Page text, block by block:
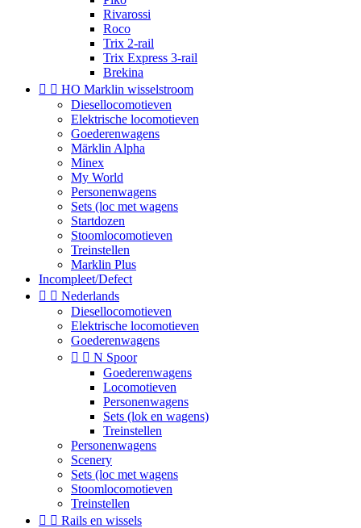
Rivarossi
Roco
Trix 2-rail
Trix Express 3-rail
Brekina
  HO Marklin wisselstroom
Diesellocomotieven
Elektrische locomotieven
Goederenwagens
Märklin Alpha
Minex
My World
Personenwagens
Sets (loc met wagens
Startdozen
Stoomlocomotieven
Treinstellen
Marklin Plus
Incompleet/Defect
  Nederlands
Diesellocomotieven
Elektrische locomotieven
Goederenwagens
  N Spoor
Goederenwagens
Locomotieven
Personenwagens
Sets (lok en wagens)
Treinstellen
Personenwagens
Scenery
Sets (loc met wagens
Stoomlocomotieven
Treinstellen
  Rails en wissels